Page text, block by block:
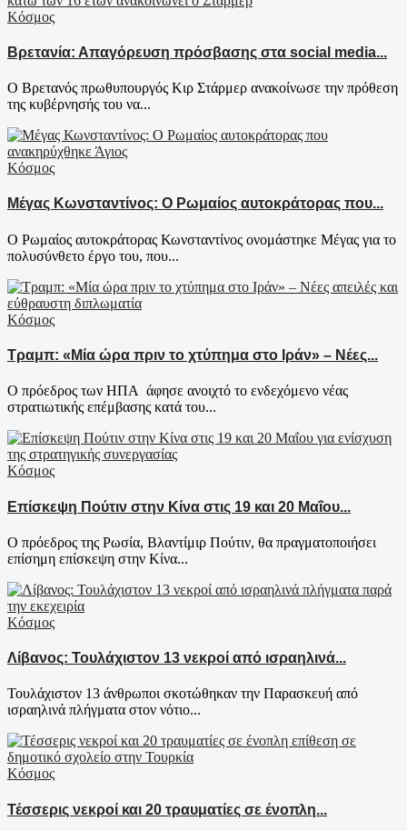
Κόσμος
Βρετανία: Απαγόρευση πρόσβασης στα social media...
Ο Βρετανός πρωθυπουργός Κιρ Στάρμερ ανακοίνωσε την πρόθεση
της κυβέρνησής του να...
Κόσμος
Μέγας Κωνσταντίνος: Ο Ρωμαίος αυτοκράτορας που...
Ο Ρωμαίος αυτοκράτορας Κωνσταντίνος ονομάστηκε Μέγας για το
πολυσύνθετο έργο του, που...
Κόσμος
Τραμπ: «Μία ώρα πριν το χτύπημα στο Ιράν» – Νέες...
Ο πρόεδρος των ΗΠΑ άφησε ανοιχτό το ενδεχόμενο νέας
στρατιωτικής επέμβασης κατά του...
Κόσμος
Επίσκεψη Πούτιν στην Κίνα στις 19 και 20 Μαΐου...
Ο πρόεδρος της Ρωσία, Βλαντίμιρ Πούτιν, θα πραγματοποιήσει
επίσημη επίσκεψη στην Κίνα...
Κόσμος
Λίβανος: Τουλάχιστον 13 νεκροί από ισραηλινά...
Τουλάχιστον 13 άνθρωποι σκοτώθηκαν την Παρασκευή από
ισραηλινά πλήγματα στον νότιο...
Κόσμος
Τέσσερις νεκροί και 20 τραυματίες σε ένοπλη...